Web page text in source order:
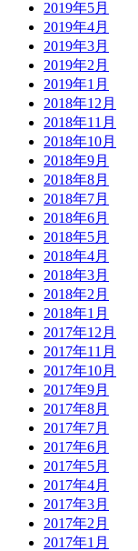
2019年5月
2019年4月
2019年3月
2019年2月
2019年1月
2018年12月
2018年11月
2018年10月
2018年9月
2018年8月
2018年7月
2018年6月
2018年5月
2018年4月
2018年3月
2018年2月
2018年1月
2017年12月
2017年11月
2017年10月
2017年9月
2017年8月
2017年7月
2017年6月
2017年5月
2017年4月
2017年3月
2017年2月
2017年1月